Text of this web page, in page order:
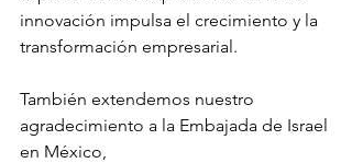
innovación impulsa el crecimiento y la
transformación empresarial.
También extendemos nuestro
agradecimiento a la Embajada de Israel
en México,